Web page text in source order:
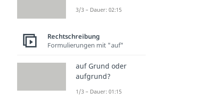
3/3 – Dauer: 02:15
Rechtschreibung
Formulierungen mit "auf"
auf Grund oder
aufgrund?
1/3 – Dauer: 01:15